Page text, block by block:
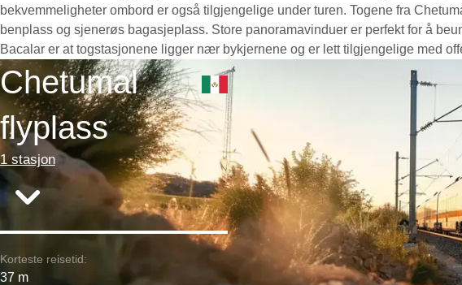
bekvemmeligheter ombord er også tilgjengelige under turen. Togene fra
benplass og sjenerøs bagasjeplass. Store panoramavinduer er perfekt for å
Bacalar er at togstasjonene ligger nær bykjernene og er lett tilgjengelige med
Chetumal
flyplass
1 stasjon
Korteste reisetid:
37 m